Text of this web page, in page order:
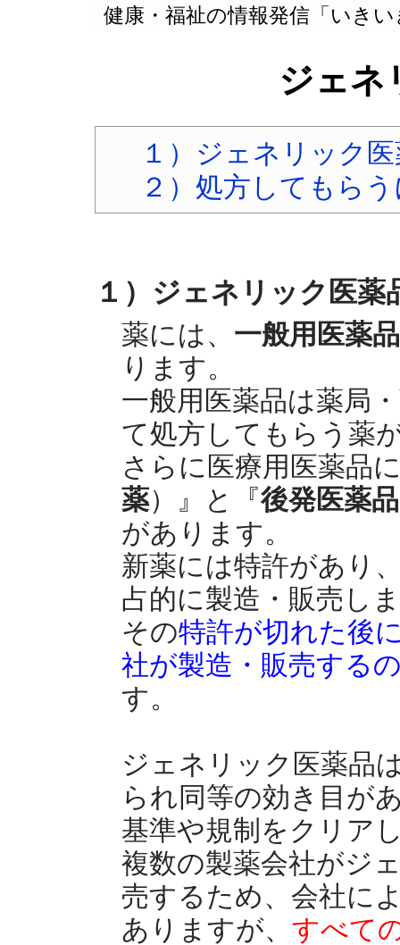
健康・福祉の情報発信「いき
ジェネ
１）ジェネリック
２）処方してもら
１）ジェネリック医薬
薬には、 一般用医薬品
ります。
一般用医薬品は薬局
て処方してもらう薬
さらに医療用医薬品
薬）』と『後発医薬品
があります。
新薬には特許があり
占的に製造・販売し
その特許が切れた後
社が製造・販売する
す。
ジェネリック医薬品
られ同等の効き目が
基準や規制をクリア
複数の製薬会社がジ
売するため、会社に
ありますが、 すべて